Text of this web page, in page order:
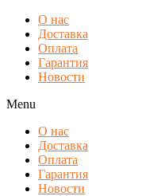
О нас
Доставка
Оплата
Гарантия
Новости
Menu
О нас
Доставка
Оплата
Гарантия
Новости